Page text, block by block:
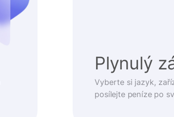
Plynulý
Vyberte si jazyk,
posílejte peníze po